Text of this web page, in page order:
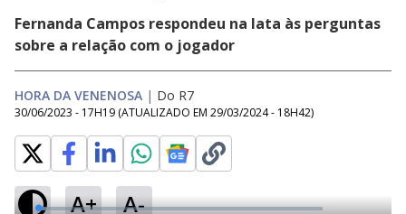
Fernanda Campos respondeu na lata às perguntas
sobre a relação com o jogador
HORA DA VENENOSA | Do R7
30/06/2023 - 17H19 (ATUALIZADO EM 29/03/2024 - 18H42)
A+ A-
L